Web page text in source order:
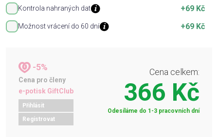
Kontrola nahraných dat +69 Kč
Možnost vrácení do 60 dní +69 Kč
-5%
Cena pro členy
e-potisk GiftClub
Přihlásit
Registrovat
Cena celkem:
366 Kč
Odesíláme do 1-3 pracovních dní